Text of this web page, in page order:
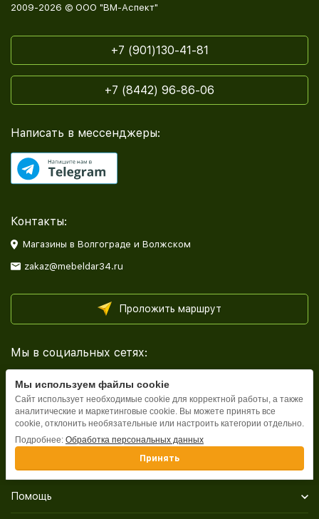
2009-2026 © ООО "ВМ-Аспект"
+7 (901)130-41-81
+7 (8442) 96-86-06
Написать в мессенджеры:
Контакты:
Магазины в Волгограде и Волжском
zakaz@mebeldar34.ru
Проложить маршрут
Мы в социальных сетях:
Каталог
Помощь
Мы используем файлы cookie
Сайт использует необходимые cookie для корректной работы, а также
аналитические и маркетинговые cookie. Вы можете принять все
cookie, отклонить необязательные или настроить категории отдельно.
Подробнее: Обработка персональных данных
Принять